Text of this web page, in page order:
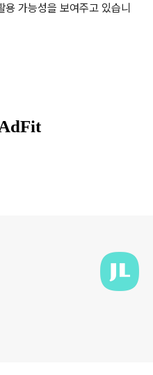
가능성을 보여주고 있습니